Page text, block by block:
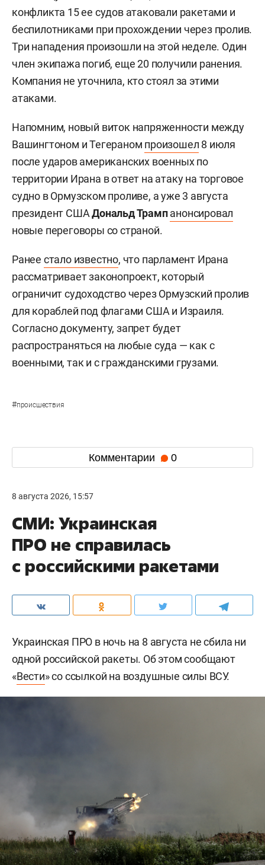
конфликта 15 ее судов атаковали ракетами и
беспилотниками при прохождении через пролив.
Три нападения произошли на этой неделе. Один
член экипажа погиб, еще 20 получили ранения.
Компания не уточнила, кто стоял за этими
атаками.
Напомним, новый виток напряженности между
Вашингтоном и Тегераном произошел 8 июля
после ударов американских военных по
территории Ирана в ответ на атаку на торговое
судно в Ормузском проливе, а уже 3 августа
президент СШАДональд Трамп анонсировал
новые переговоры со страной.
Ранее стало известно, что парламент Ирана
рассматривает законопроект, который
ограничит судоходство через Ормузский пролив
для кораблей под флагами США и Израиля.
Согласно документу, запрет будет
распространяться на любые суда — как с
военными, так и с гражданскими грузами.
#происшествия
Комментарии 0
8 августа 2026, 15:57
СМИ: Украинская
ПРО не справилась
с российскими ракетами
Украинская ПРО в ночь на 8 августа не сбила ни
одной российской ракеты. Об этом сообщают
«Вести» со ссылкой на воздушные силы ВСУ.